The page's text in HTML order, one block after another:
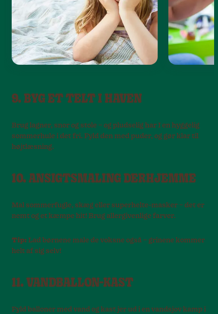
9. BYG ET TELT I HAVEN
Brug lagner, snor og stole – og pludselig har I en hyggelig
sommerhule i det fri. Fyld den med puder, og gør klar til
højtlæsning.
10. ANSIGTSMALING DERHJEMME
Mal sommerfugle, skæg eller superhelte-masker – det er
nemt og et kæmpe hit! Brug allergivenlige farver.
Tip: Lad børnene male de voksne også – grinene kommer
helt af sig selv!
11. VANDBALLON-KAST
Fyld balloner med vand og kast jer ud i en vandsjov kamp i